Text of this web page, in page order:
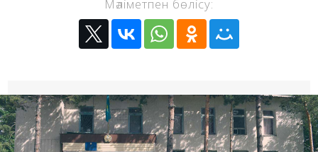
Мәліметпен бөлісу: